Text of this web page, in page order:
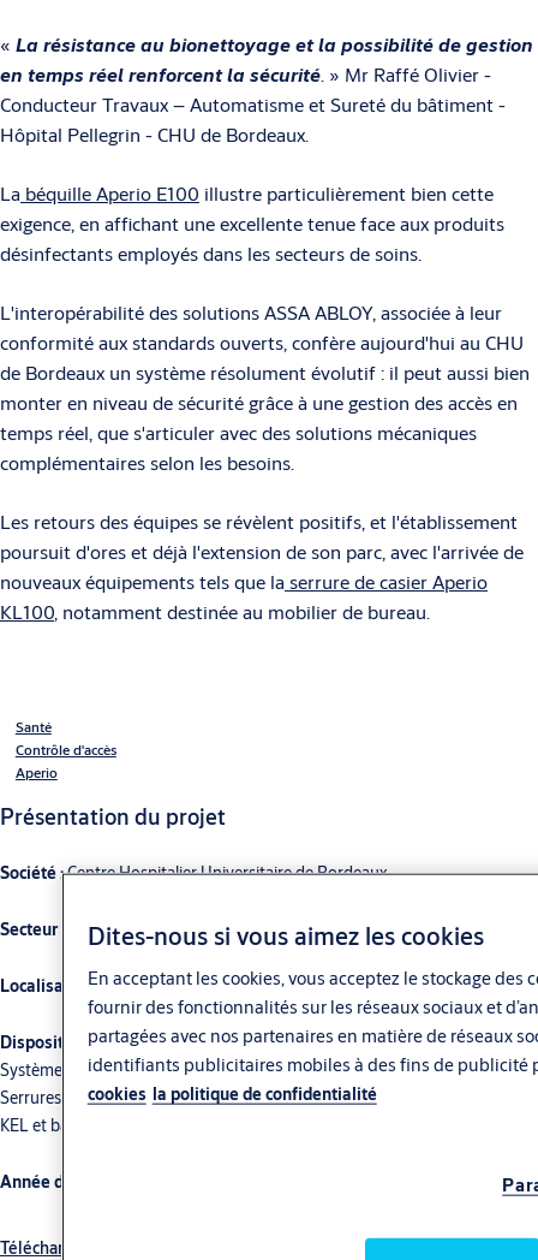
« La résistance au bionettoyage et la possibilité de gestion
en temps réel renforcent la sécurité. » Mr Raffé Olivier -
Conducteur Travaux – Automatisme et Sureté du bâtiment -
Hôpital Pellegrin - CHU de Bordeaux.
La béquille Aperio E100 illustre particulièrement bien cette
exigence, en affichant une excellente tenue face aux produits
désinfectants employés dans les secteurs de soins.
L'interopérabilité des solutions ASSA ABLOY, associée à leur
conformité aux standards ouverts, confère aujourd'hui au CHU
de Bordeaux un système résolument évolutif : il peut aussi bien
monter en niveau de sécurité grâce à une gestion des accès en
temps réel, que s'articuler avec des solutions mécaniques
complémentaires selon les besoins.
Les retours des équipes se révèlent positifs, et l'établissement
poursuit d'ores et déjà l'extension de son parc, avec l'arrivée de
nouveaux équipements tels que la serrure de casier Aperio
KL100, notamment destinée au mobilier de bureau.
Santé
Contrôle d'accès
Aperio
Présentation du projet
Société :Centre Hospitalier Universitaire de Bordeaux
Secteur : Santé
Localisation :Bordeaux, France
Dispositifs installés :
Système de contrôle d'accès Aperio E100 et H100
Serrures D460
KEL et barre antipanique
Année d‘installation :
Télécharger la référence client
Dites-nous si vous aimez les cookies
En acceptant les cookies, vous acceptez le stockage
fournir des fonctionnalités sur les réseaux sociaux et
partagées avec nos partenaires en matière de réseaux
identifiants publicitaires mobiles à des fins de publicité
cookies la politique de confidentialité